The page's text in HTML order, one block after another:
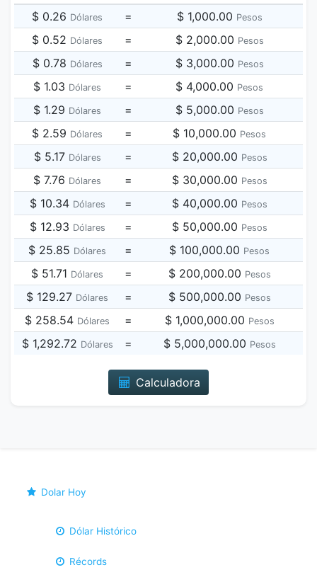
$ 0.26 Dólares = $ 1,000.00 Pesos
$ 0.52 Dólares = $ 2,000.00 Pesos
$ 0.78 Dólares = $ 3,000.00 Pesos
$ 1.03 Dólares = $ 4,000.00 Pesos
$ 1.29 Dólares = $ 5,000.00 Pesos
$ 2.59 Dólares = $ 10,000.00 Pesos
$ 5.17 Dólares = $ 20,000.00 Pesos
$ 7.76 Dólares = $ 30,000.00 Pesos
$ 10.34 Dólares = $ 40,000.00 Pesos
$ 12.93 Dólares = $ 50,000.00 Pesos
$ 25.85 Dólares = $ 100,000.00 Pesos
$ 51.71 Dólares = $ 200,000.00 Pesos
$ 129.27 Dólares = $ 500,000.00 Pesos
$ 258.54 Dólares = $ 1,000,000.00 Pesos
$ 1,292.72 Dólares = $ 5,000,000.00 Pesos
Calculadora
Dolar Hoy
Dólar Histórico
Récords